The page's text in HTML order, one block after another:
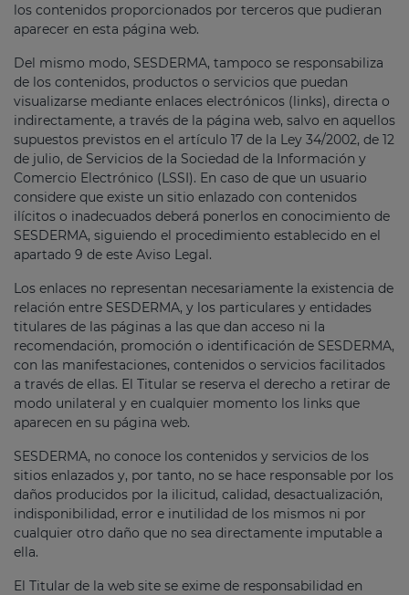
los contenidos proporcionados por terceros que pudieran
aparecer en esta página web.
Del mismo modo, SESDERMA, tampoco se responsabiliza
de los contenidos, productos o servicios que puedan
visualizarse mediante enlaces electrónicos (links), directa o
indirectamente, a través de la página web, salvo en aquellos
supuestos previstos en el artículo 17 de la Ley 34/2002, de 12
de julio, de Servicios de la Sociedad de la Información y
Comercio Electrónico (LSSI). En caso de que un usuario
considere que existe un sitio enlazado con contenidos
ilícitos o inadecuados deberá ponerlos en conocimiento de
SESDERMA, siguiendo el procedimiento establecido en el
apartado 9 de este Aviso Legal.
Los enlaces no representan necesariamente la existencia de
relación entre SESDERMA, y los particulares y entidades
titulares de las páginas a las que dan acceso ni la
recomendación, promoción o identificación de SESDERMA,
con las manifestaciones, contenidos o servicios facilitados
a través de ellas. El Titular se reserva el derecho a retirar de
modo unilateral y en cualquier momento los links que
aparecen en su página web.
SESDERMA, no conoce los contenidos y servicios de los
sitios enlazados y, por tanto, no se hace responsable por los
daños producidos por la ilicitud, calidad, desactualización,
indisponibilidad, error e inutilidad de los mismos ni por
cualquier otro daño que no sea directamente imputable a
ella.
El Titular de la web site se exime de responsabilidad en